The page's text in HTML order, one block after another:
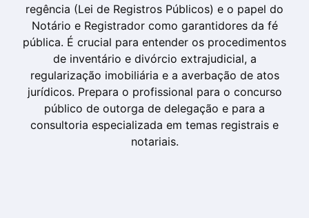
regência (Lei de Registros Públicos) e o papel do
Notário e Registrador como garantidores da fé
pública. É crucial para entender os procedimentos
de inventário e divórcio extrajudicial, a
regularização imobiliária e a averbação de atos
jurídicos. Prepara o profissional para o concurso
público de outorga de delegação e para a
consultoria especializada em temas registrais e
notariais.